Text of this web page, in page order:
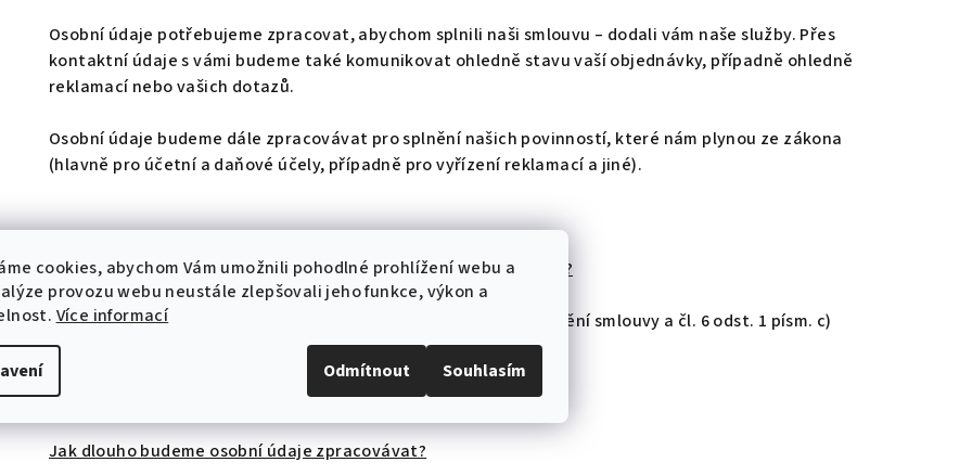
cookies, abychom Vám umožnili pohodlné prohlížení webu a
provozu webu neustále zlepšovali jeho funkce, výkon a
Více informací
Odmítnout Souhlasím
Osobní údaje potřebujeme zpracovat, abychom splnili naši smlouvu – dodali vám naše služby. Přes
kontaktní údaje s vámi budeme také komunikovat ohledně stavu vaší objednávky, případně ohledně
reklamací nebo vašich dotazů.
Osobní údaje budeme dále zpracovávat pro splnění našich povinností, které nám plynou ze zákona
(hlavně pro účetní a daňové účely, případně pro vyřízení reklamací a jiné).
Na základě jakého právního důvodu osobní údaje zpracováváme?
Jedná se o zpracování na základě čl. 6 odst. 1 písm. b) GDPR – plnění smlouvy a čl. 6 odst. 1 písm. c)
GDPR – plnění naší právní povinnosti.
Jak dlouho budeme osobní údaje zpracovávat?